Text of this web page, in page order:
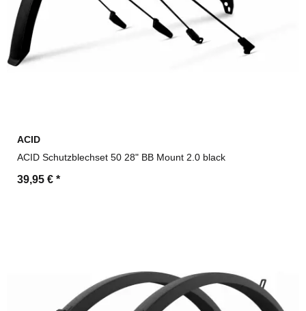
ACID
ACID Schutzblechset 50 28" BB Mount 2.0 black
39,95 € *